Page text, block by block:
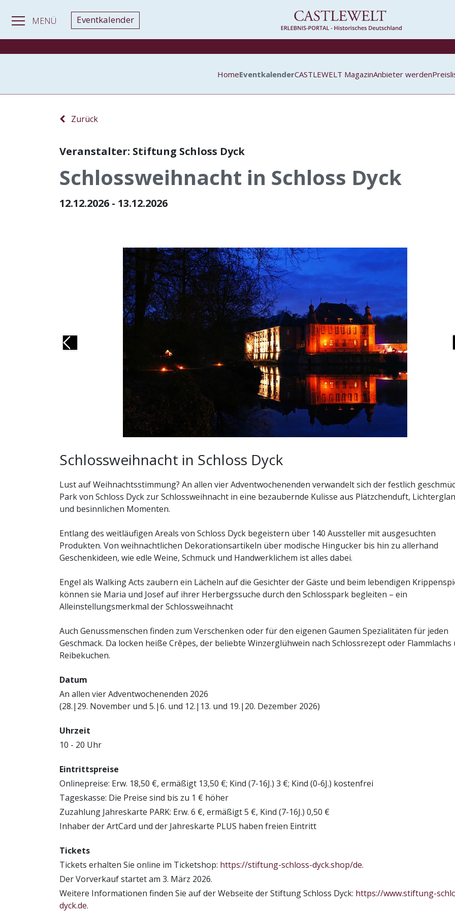
MENÜ Eventkalender
HomeEventkalenderCASTLEWELT MagazinAnbieter werden
Zurück
Veranstalter: Stiftung Schloss Dyck
Schlossweihnacht in Schloss Dyck
12.12.2026 - 13.12.2026
Previous
Schlossweihnacht in Schloss Dyck
Lust auf Weihnachtsstimmung? An allen vier Adventwochenenden verwandelt sich der festlich
Park von Schloss Dyck zur Schlossweihnacht in eine bezaubernde Kulisse aus Plätzchenduft,
und besinnlichen Momenten.
Entlang des weitläufigen Areals von Schloss Dyck begeistern über 140 Aussteller mit ausgesuchten
Produkten. Von weihnachtlichen Dekorationsartikeln über modische Hingucker bis hin zu allerhand
Geschenkideen, wie edle Weine, Schmuck und Handwerklichem ist alles dabei.
Engel als Walking Acts zaubern ein Lächeln auf die Gesichter der Gäste und beim lebendigen
können sie Maria und Josef auf ihrer Herbergssuche durch den Schlosspark begleiten – ein
Alleinstellungsmerkmal der Schlossweihnacht
Auch Genussmenschen finden zum Verschenken oder für den eigenen Gaumen Spezialitäten für jeden
Geschmack. Da locken heiße Crêpes, der beliebte Winzerglühwein nach Schlossrezept oder Flammlachs
Reibekuchen.
Datum
An allen vier Adventwochenenden 2026
(28.|29. November und 5.|6. und 12.|13. und 19.|20. Dezember 2026)
Uhrzeit
10 - 20 Uhr
Eintrittspreise
Onlinepreise: Erw. 18,50 €, ermäßigt 13,50 €; Kind (7-16J.) 3 €; Kind (0-6J.) kostenfrei
Tageskasse: Die Preise sind bis zu 1 € höher
Zuzahlung Jahreskarte PARK: Erw. 6 €, ermäßigt 5 €, Kind (7-16J.) 0,50 €
Inhaber der ArtCard und der Jahreskarte PLUS haben freien Eintritt
Tickets
Tickets erhalten Sie online im Ticketshop: https://stiftung-schloss-dyck.shop/de.
Der Vorverkauf startet am 3. März 2026.
Weitere Informationen finden Sie auf der Webseite der Stiftung Schloss Dyck: https://www.stiftung-
dyck.de.